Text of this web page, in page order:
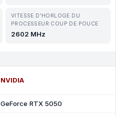
VITESSE D'HORLOGE DU
PROCESSEUR COUP DE POUCE
2602 MHz
NVIDIA
GeForce RTX 5050